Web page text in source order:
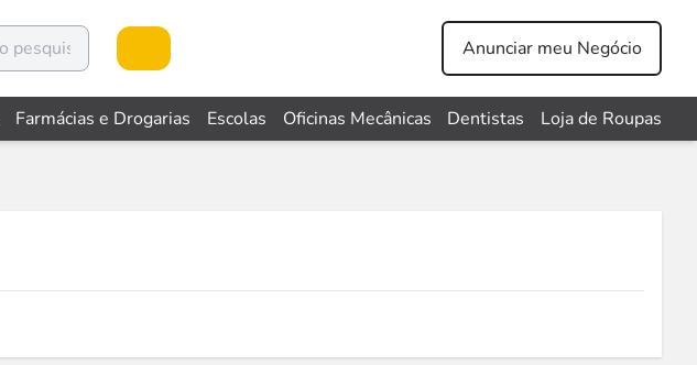
Anunciar meu Negócio
Farmácias e Drogarias Escolas Oficinas Mecânicas Dentistas Loja de Roupas